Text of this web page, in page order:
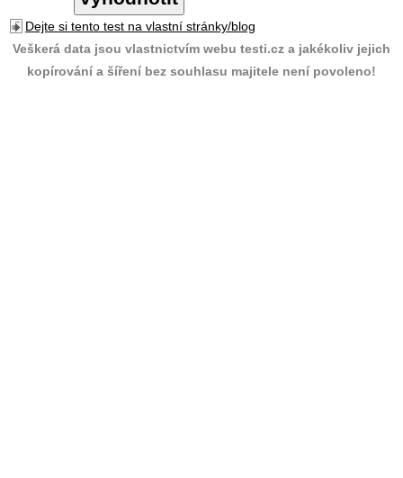
Dejte si tento test na vlastní stránky/blog
Veškerá data jsou vlastnictvím webu testi.cz a jakékoliv jejich
kopírování a šíření bez souhlasu majitele není povoleno!